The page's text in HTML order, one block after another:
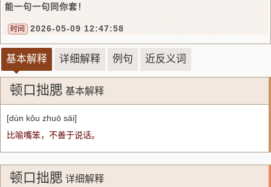
能一句一句同你套！
时间 2026-05-09 12:47:58
基本解释 详细解释 例句 近反义词
顿口拙腮 基本解释
[dùn kǒu zhuō sāi]
比喻嘴笨，不善于说话。
顿口拙腮 详细解释